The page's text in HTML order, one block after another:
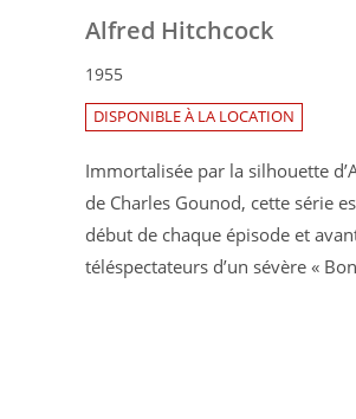
Alfred Hitchcock
1955
DISPONIBLE À LA LOCATION
Immortalisée par la silhouette
de Charles Gounod, cette série
début de chaque épisode et
téléspectateurs d’un sévère «